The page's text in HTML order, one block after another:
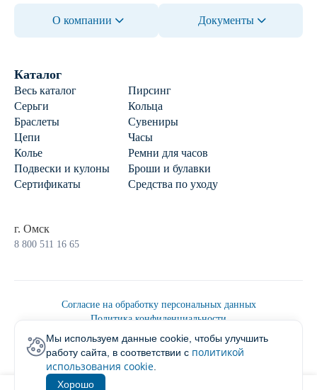
О компании Документы
Каталог
Весь каталог
Пирсинг
Серьги
Кольца
Браслеты
Сувениры
Цепи
Часы
Колье
Ремни для часов
Подвески и кулоны
Броши и булавки
Сертификаты
Средства по уходу
г. Омск
8 800 511 16 65
Согласие на обработку персональных данных
Политика конфиденциальности
Политика обработки персональных данных
Пользовательским соглашением
2026 © Ювелирторг
Мы используем данные cookie, чтобы улучшить
работу сайта, в соответствии с политикой
использования cookie
Хорошо